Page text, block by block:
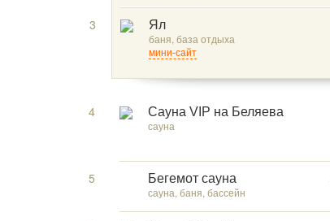
3
Ял
баня, база отдыха
мини-сайт
4
Сауна VIP на Беляева
сауна
5
Бегемот сауна
сауна, баня, бассейн